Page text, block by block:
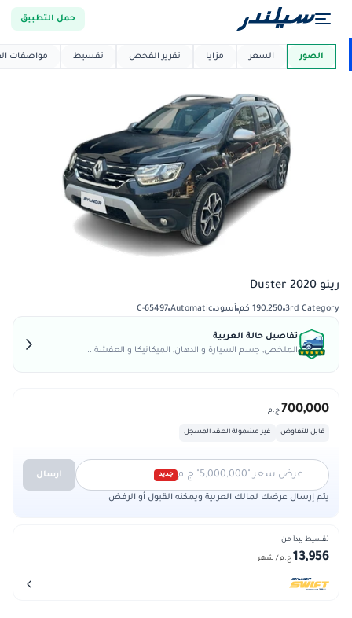
حمل التطبيق
العربية دي ماركت
رينو Duster 2020
3rd Category 190,250 كم أسود Automatic
C-65497
تفاصيل حالة العربية
الملخص, جسم السيارة و الدهان, الميكانيكا و العفشة...
700,000 ج.م
قابل للتفاوض غير مشمولة العقد المسجل
عرض سعر "5,000,000" ج.م جديد ارسال
يتم إرسال عرضك لمالك العربية ويمكنه القبول أو الرفض
تقسيط يبدأ من
13,956 ج.م / شهر
الصور السعر مزايا تقرير الفحص تقسيط مواصفات